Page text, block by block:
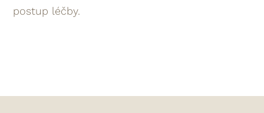
postup léčby.